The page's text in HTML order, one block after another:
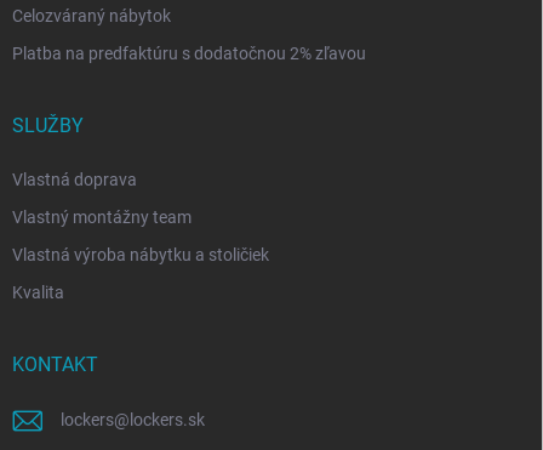
Celozváraný nábytok
Platba na predfaktúru s dodatočnou 2% zľavou
SLUŽBY
Vlastná doprava
Vlastný montážny team
Vlastná výroba nábytku a stoličiek
Kvalita
KONTAKT
lockers@ lockers.sk